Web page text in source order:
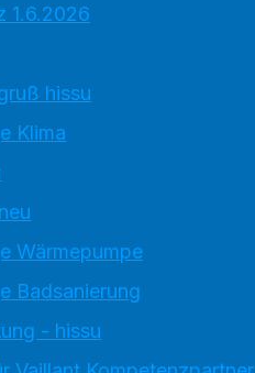
1.6.2026
hissu
Klima
Wärmepumpe
Badsanierung
- hissu